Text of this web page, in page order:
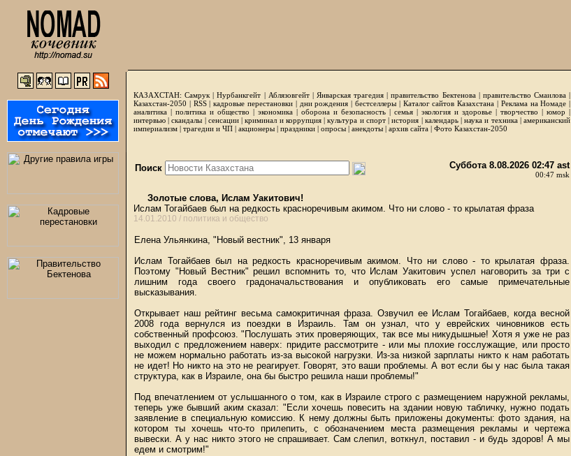
КАЗАХСТАН: Самрук |Нурбанкгейт | Аблязовгейт| Январская трагедия |правительство Бектенова| правительство Смаилова|
Казахстан-2050 | RSS|кадровые перестановки| дни рождения | бестселлеры| Каталог сайтов Казахстана | Реклама на Номаде |
аналитика | политика и общество | экономика | оборона и безопасность | семья | экология и здоровье | творчество | юмор |
интервью |скандалы | сенсации|криминал и коррупция|культура и спорт|история | календарь|наука и техника|американский
империализм | трагедии и ЧП | акционеры | праздники | опросы | анекдоты | архив сайта | Фото Казахстан-2050
Поиск Суббота 8.08.2026 02:47 ast
00:47 msk
Золотые слова, Ислам Уакитович!
Ислам Тогайбаев был на редкость красноречивым акимом. Что ни слово - то крылатая фраза
14.01.2010 / политика и общество
Елена Ульянкина, "Новый вестник", 13 января
Ислам Тогайбаев был на редкость красноречивым акимом. Что ни слово - то крылатая фраза.
Поэтому "Новый Вестник" решил вспомнить то, что Ислам Уакитович успел наговорить за три с
лишним года своего градоначальствования и опубликовать его самые примечательные
высказывания.
Открывает наш рейтинг весьма самокритичная фраза. Озвучил ее Ислам Тогайбаев, когда весной
2008 года вернулся из поездки в Израиль. Там он узнал, что у еврейских чиновников есть
собственный профсоюз. "Послушать этих проверяющих, так все мы никудышные! Хотя я уже не раз
выходил с предложением наверх: придите рассмотрите - или мы плохие госслужащие, или просто
не можем нормально работать из-за высокой нагрузки. Из-за низкой зарплаты никто к нам работать
не идет! Но никто на это не реагирует. Говорят, это ваши проблемы. А вот если бы у нас была такая
структура, как в Израиле, она бы быстро решила наши проблемы!"
Под впечатлением от услышанного о том, как в Израиле строго с размещением наружной рекламы,
теперь уже бывший аким сказал: "Если хочешь повесить на здании новую табличку, нужно подать
заявление в специальную комиссию. К нему должны быть приложены документы: фото здания, на
котором ты хочешь что-то прилепить, с обозначением места размещения рекламы и чертежа
вывески. А у нас никто этого не спрашивает. Сам слепил, воткнул, поставил - и будь здоров! А мы
едем и смотрим!"